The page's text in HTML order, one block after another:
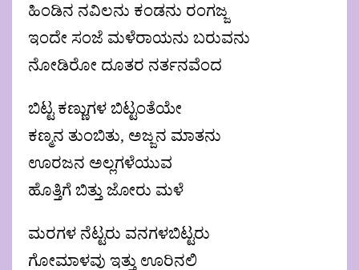
ಹಿಂಡಿನ ನವಿಲನು ಕಂಡನು ರಂಗಜ್ಜ
ಇಂದೇ ಸಂಜೆ ಮಳೆರಾಯನು ಬರುವನು
ನೋಡಿರೋ ದೂತರ ನರ್ತನವೆಂದ
ಬಿಟ್ಟ ಕಣ್ಣುಗಳ ಬಿಟ್ಟಂತೆಯೇ
ಕಣ್ಮನ ತುಂಬಿತು, ಅಜ್ಜನ ಮಾತನು
ಊರಜನ ಅಲ್ಲಗಳೆಯುವ
ಹೊತ್ತಿಗೆ ಬಿತ್ತು ಜೋರು ಮಳೆ
ಮರಗಳ ನೆಟ್ಟರು ವನಗಳಬಿಟ್ಟರು
ಗೋಮಾಳವು ಇತ್ತು ಊರಿನಲಿ